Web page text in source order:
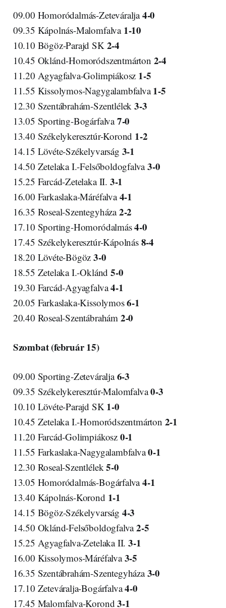
09.00 Homoródalmás-Zeteváralja4-0
09.35 Kápolnás-Malomfalva 1-10
10.10 Bögöz-Parajd SK 2-4
10.45 Oklánd-Homoródszentmárton 2-4
11.20 Agyagfalva-Golimpiákosz 1-5
11.55 Kissolymos-Nagygalambfalva1-5
12.30 Szentábrahám-Szentlélek3-3
13.05 Sporting-Bogárfalva7-0
13.40 Székelykeresztúr-Korond 1-2
14.15 Lövéte-Székelyvarság 3-1
14.50 Zetelaka I.-Felsőboldogfalva3-0
15.25 Farcád-Zetelaka II. 3-1
16.00 Farkaslaka-Máréfalva4-1
16.35 Roseal-Szentegyháza2-2
17.10 Sporting-Homoródalmás4-0
17.45 Székelykeresztúr-Kápolnás 8-4
18.20 Lövéte-Bögöz3-0
18.55 Zetelaka I.-Oklánd 5-0
19.30 Farcád-Agyagfalva4-1
20.05 Farkaslaka-Kissolymos6-1
20.40 Roseal-Szentábrahám 2-0
Szombat (február 15)
09.00 Sporting-Zeteváralja6-3
09.35 Székelykeresztúr-Malomfalva0-3
10.10 Lövéte-Parajd SK 1-0
10.45 Zetelaka I.-Homoródszentmárton 2-1
11.20 Farcád-Golimpiákosz 0-1
11.55 Farkaslaka-Nagygalambfalva0-1
12.30 Roseal-Szentlélek5-0
13.05 Homoródalmás-Bogárfalva4-1
13.40 Kápolnás-Korond 1-1
14.15 Bögöz-Székelyvarság 4-3
14.50 Oklánd-Felsőboldogfalva2-5
15.25 Agyagfalva-Zetelaka II.3-1
16.00 Kissolymos-Máréfalva3-5
16.35 Szentábrahám-Szentegyháza3-0
17.10 Zeteváralja-Bogárfalva4-0
17.45 Malomfalva-Korond3-1